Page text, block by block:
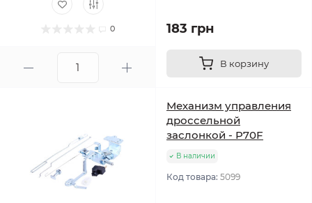
0 183 грн
В корзину
Механизм управления
дроссельной
заслонкой - P70F
В наличии
Код товара: 5099